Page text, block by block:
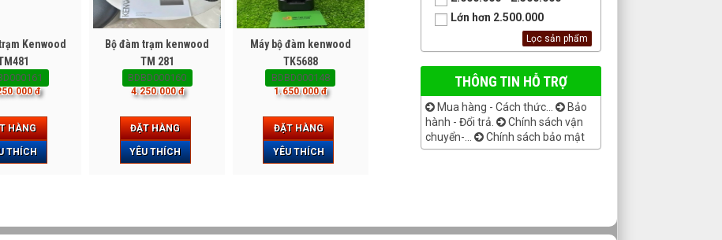
Kenwood
đ
HÀNG
THÍCH
Bộ đàm trạm kenwood
TM 281
BDBD000160
4.250.000 đ
ĐẶT HÀNG
YÊU THÍCH
Máy bộ đàm kenwood
TK5688
BDBD000148
1.650.000 đ
ĐẶT HÀNG
YÊU THÍCH
Lớn hơn 2.500.000
THÔNG TIN HỖ TRỢ
Mua hàng - Cách thức...
Bảo
hành - Đổi trả.
Chính sách vận
chuyển-...
Chính sách bảo mật